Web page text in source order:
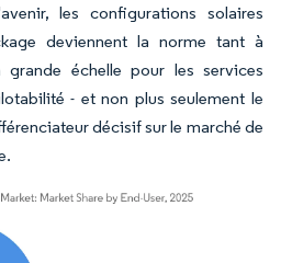
les configurations solaires
deviennent la norme tant à
grande échelle pour les services
- et non plus seulement le
décisif sur le marché de